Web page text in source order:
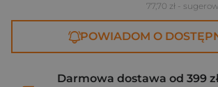
77,70 zł -
POWIADOM O
Darmowa dostawa od 399